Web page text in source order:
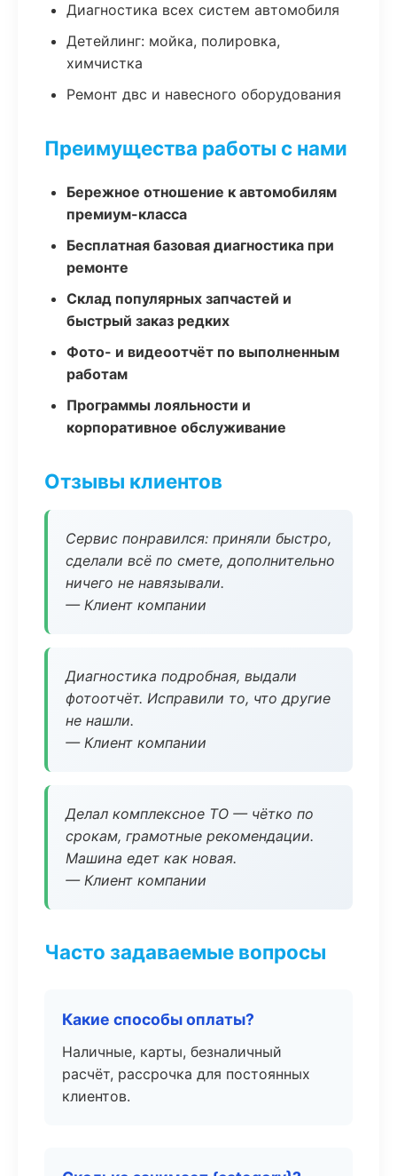
Диагностика всех систем автомобиля
Детейлинг: мойка, полировка,
химчистка
Ремонт двс и навесного оборудования
Преимущества работы с нами
Бережное отношение к автомобилям
премиум-класса
Бесплатная базовая диагностика при
ремонте
Склад популярных запчастей и
быстрый заказ редких
Фото- и видеоотчёт по выполненным
работам
Программы лояльности и
корпоративное обслуживание
Отзывы клиентов
Сервис понравился: приняли быстро,
сделали всё по смете, дополнительно
ничего не навязывали.
— Клиент компании
Диагностика подробная, выдали
фотоотчёт. Исправили то, что другие
не нашли.
— Клиент компании
Делал комплексное ТО — чётко по
срокам, грамотные рекомендации.
Машина едет как новая.
— Клиент компании
Часто задаваемые вопросы
Какие способы оплаты?
Наличные, карты, безналичный
расчёт, рассрочка для постоянных
клиентов.